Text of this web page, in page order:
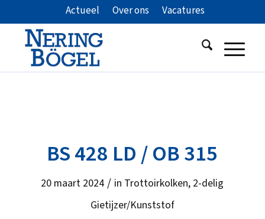
Actueel Over ons Vacatures
BS 428 LD / OB 315
20 maart 2024 / in Trottoirkolken, 2-delig
Gietijzer/Kunststof